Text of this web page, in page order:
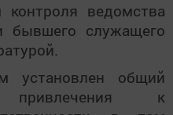
ведомства
бывшего служащего
установлен общий
к